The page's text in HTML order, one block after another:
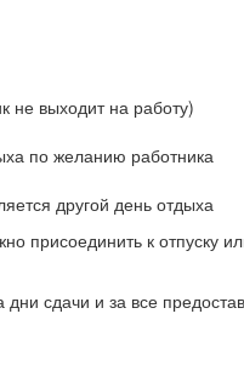
не выходит на работу)
по желанию работника
другой день отдыха
присоединить к отпуску
дни сдачи и за все